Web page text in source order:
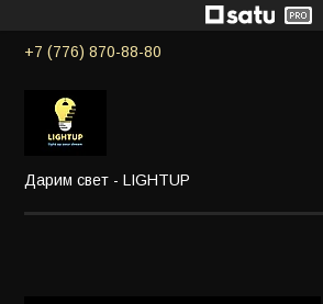
+7 (776) 870-88-80
Дарим свет - LIGHTUP